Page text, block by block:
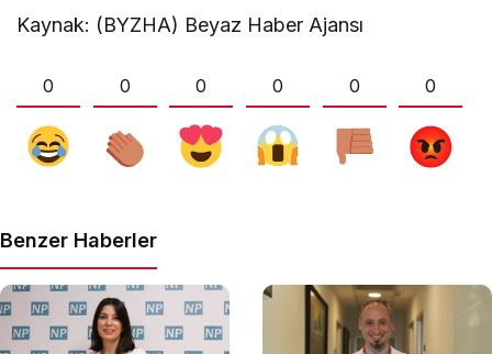
Kaynak: (BYZHA) Beyaz Haber Ajansı
0 0 0 0 0 0
Benzer Haberler